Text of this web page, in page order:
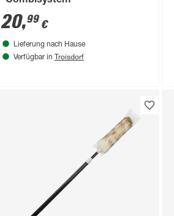
20,99€
Lieferung nach Hause
Verfügbar in Troisdorf